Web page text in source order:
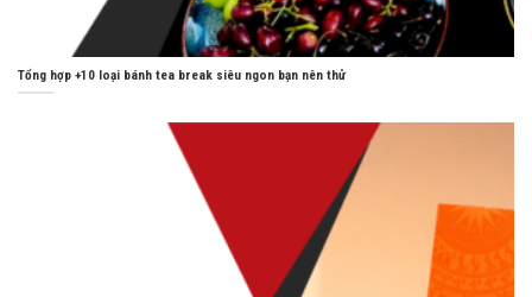
Tổng hợp +10 loại bánh tea break siêu ngon bạn nên thử